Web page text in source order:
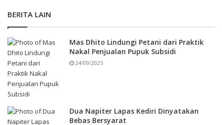
BERITA LAIN
Mas Dhito Lindungi Petani dari Praktik
Nakal Penjualan Pupuk Subsidi
24/09/2025
Dua Napiter Lapas Kediri Dinyatakan
Bebas Bersyarat